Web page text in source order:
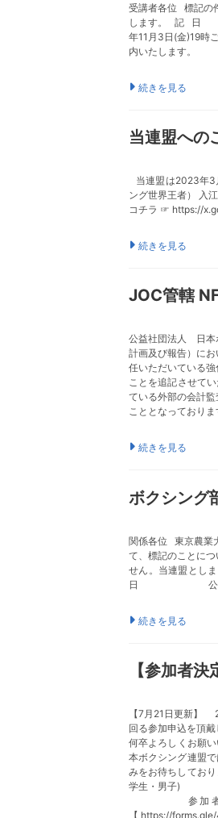
受講者各位 標記の
します。 記
年11月3日(金)19
内いたします。
続きを見る
当連盟への
当連盟は2023年3
ング世界王者） 入
コチラ ☞ https://
続きを見る
JOC管轄
公益社団法人 日
計画及び報告）に
任いただいている
ことを追記させて
ている外部の会計
こととなっておりま
続きを見る
ボクシング
関係各位 東京農業
て、標記のことに
せん。当連盟とし
日 公益社団
続きを見る
【参加者
【7月21日更新】
回る参加申込を頂
何卒よろしくお願
本ボクシング連盟
みをお待ちして
学生・男子) ③
参加者を選出
【 https://